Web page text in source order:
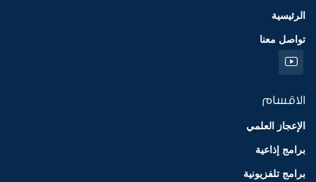
الرئيسية
تواصل معنا
الاقسام
الإعجاز العلمي
برامج إذاعية
برامج تلفزيونية